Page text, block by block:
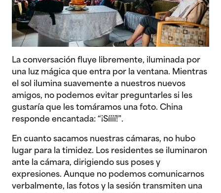
La conversación fluye libremente, iluminada por
una luz mágica que entra por la ventana. Mientras
el sol ilumina suavemente a nuestros nuevos
amigos, no podemos evitar preguntarles si les
gustaría que les tomáramos una foto. China
responde encantada: “¡Síííí!”.
En cuanto sacamos nuestras cámaras, no hubo
lugar para la timidez. Los residentes se iluminaron
ante la cámara, dirigiendo sus poses y
expresiones. Aunque no podemos comunicarnos
verbalmente, las fotos y la sesión transmiten una